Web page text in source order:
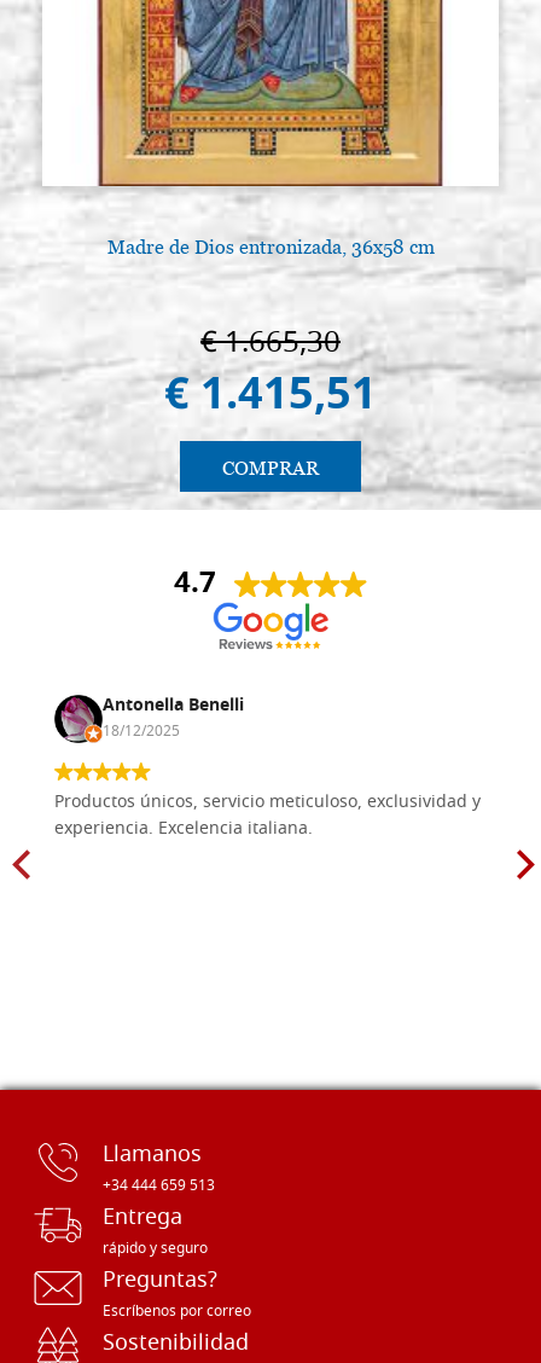
Madre de Dios entronizada, 36x58 cm
€ 1.665,30
€ 1.415,51
COMPRAR
4.7
Antonella Benelli
18/12/2025
Productos únicos, servicio meticuloso, exclusividad y
experiencia. Excelencia italiana.
Llamanos
+34 444 659 513
Entrega
rápido y seguro
Preguntas?
Escríbenos por correo
Sostenibilidad